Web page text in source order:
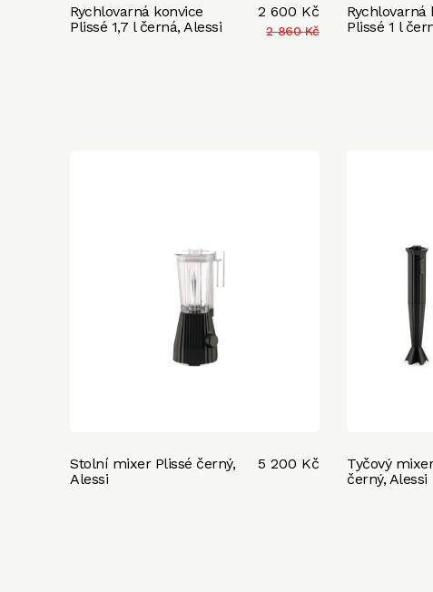
Rychlovarná konvice
Plissé 1,7 l černá, Alessi
2 600 Kč
2 860 Kč
Rychlovarná
Plissé 1 l
Stolní mixer Plissé černý,
Alessi
5 200 Kč
Tyčový
černý, Alessi